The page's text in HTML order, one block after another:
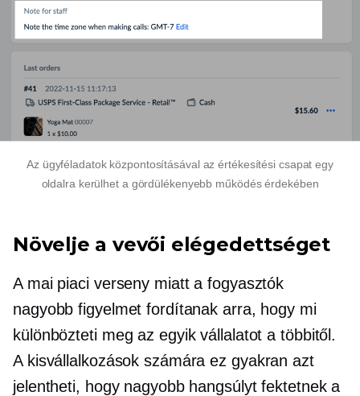
Az ügyféladatok központosításával az értékesítési csapat egy
oldalra kerülhet a gördülékenyebb működés érdekében
Növelje a vevői elégedettséget
A mai piaci verseny miatt a fogyasztók
nagyobb figyelmet fordítanak arra, hogy mi
különbözteti meg az egyik vállalatot a többitől.
A kisvállalkozások számára ez gyakran azt
jelentheti, hogy nagyobb hangsúlyt fektetnek a